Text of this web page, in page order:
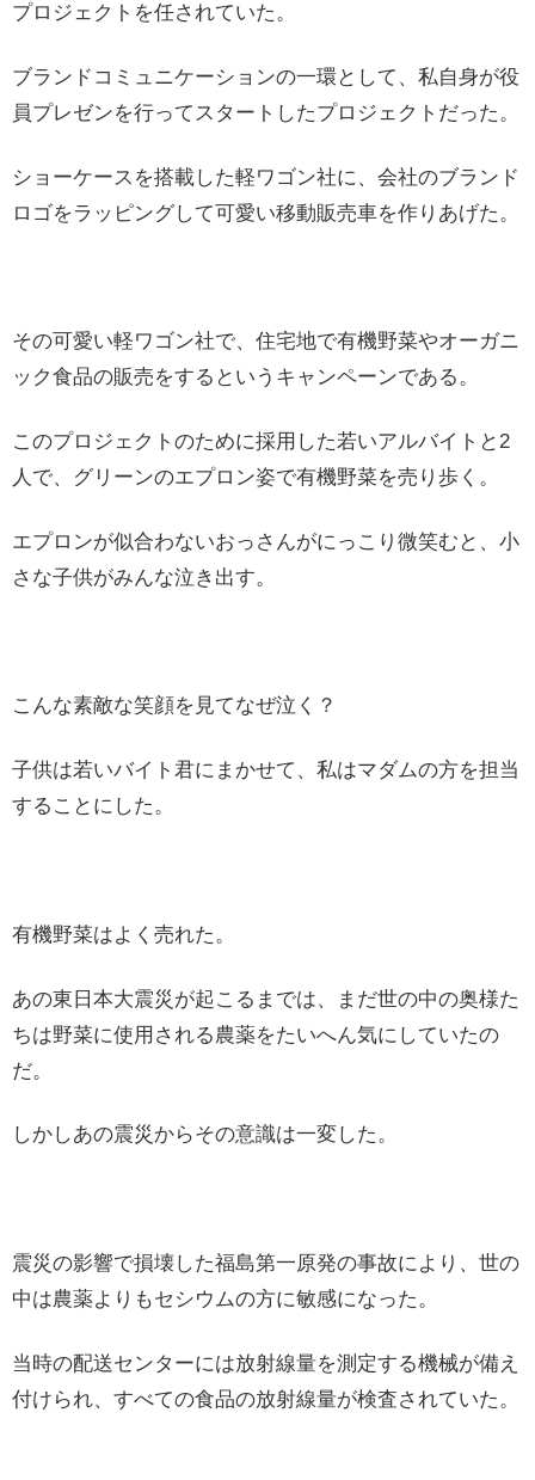
プロジェクトを任されていた。
ブランドコミュニケーションの一環として、私自身が役
員プレゼンを行ってスタートしたプロジェクトだった。
ショーケースを搭載した軽ワゴン社に、会社のブランド
ロゴをラッピングして可愛い移動販売車を作りあげた。
その可愛い軽ワゴン社で、住宅地で有機野菜やオーガニ
ック食品の販売をするというキャンペーンである。
このプロジェクトのために採用した若いアルバイトと2
人で、グリーンのエプロン姿で有機野菜を売り歩く。
エプロンが似合わないおっさんがにっこり微笑むと、小
さな子供がみんな泣き出す。
こんな素敵な笑顔を見てなぜ泣く？
子供は若いバイト君にまかせて、私はマダムの方を担当
することにした。
有機野菜はよく売れた。
あの東日本大震災が起こるまでは、まだ世の中の奥様た
ちは野菜に使用される農薬をたいへん気にしていたの
だ。
しかしあの震災からその意識は一変した。
震災の影響で損壊した福島第一原発の事故により、世の
中は農薬よりもセシウムの方に敏感になった。
当時の配送センターには放射線量を測定する機械が備え
付けられ、すべての食品の放射線量が検査されていた。